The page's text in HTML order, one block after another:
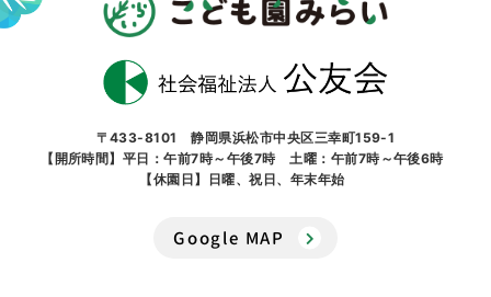
〒433-8101 静岡県浜松市中央区三幸町159-1
【開所時間】平日：午前7時～午後7時 土曜：午前7時～午後6時
【休園日】日曜、祝日、年末年始
Google MAP